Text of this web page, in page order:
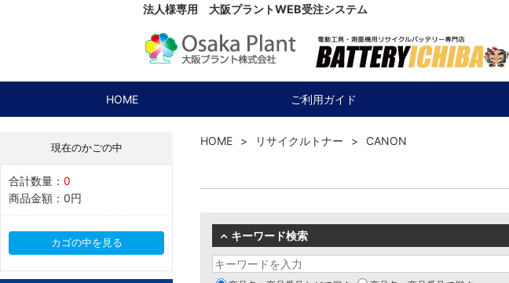
法人様専用 大阪プラントWEB受注システム
HOME ご利用ガイド
現在のかごの中
合計数量： 0
商品金額： 0円
カゴの中を見る
HOME リサイクルトナー CANON
キーワード検索